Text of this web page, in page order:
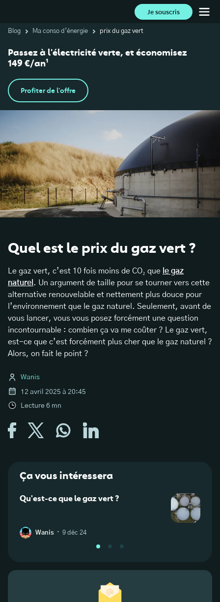
Je souscris
Blog Ma conso d'énergie prix du gaz vert
Passez à l'électricité verte, et économisez
149 €/an¹
Profiter de l'offre
Quel est le prix du gaz vert ?
Le gaz vert, c’est 10 fois moins de CO₂ que le gaz
naturel . Un argument de taille pour se tourner vers cette
alternative renouvelable et nettement plus douce pour
l’environnement que le gaz naturel. Seulement, avant de
vous lancer, vous vous posez forcément une question
incontournable : combien ça va me coûter ? Le gaz vert,
est-ce que c’est forcément plus cher que le gaz naturel ?
Alors, on fait le point ?
Wanis
12 avril 2025 à 20:45
Lecture 6 mn
Ça vous intéressera
Qu'est-ce que le gaz vert ?
Wanis · 9 déc 24